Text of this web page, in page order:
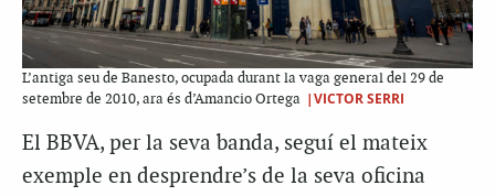
L’antiga seu de Banesto, ocupada durant la vaga general del 29 de
setembre de 2010, ara és d’Amancio Ortega |VICTOR SERRI
El BBVA, per la seva banda, seguí el mateix
exemple en desprendre’s de la seva oficina